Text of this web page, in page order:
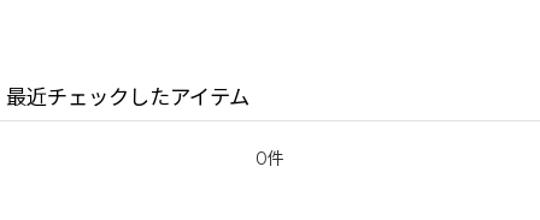
最近チェックしたアイテム
0件